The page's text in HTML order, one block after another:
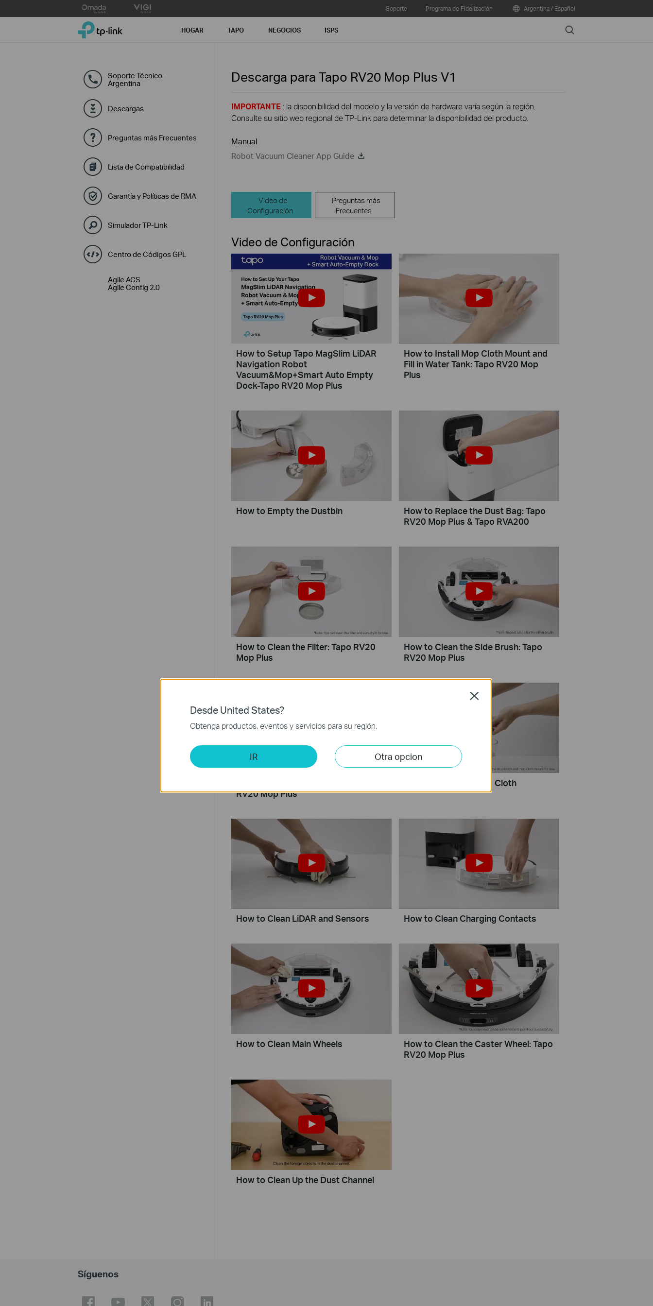
to
Soporte Programa de Fidelización Argentina / Español
TP-Link, Reliably Smart HOGAR TAPO NEGOCIOS ISPS Search
Soporte Técnico -
Argentina
Descargas
Preguntas más Frecuentes
Lista de Compatibilidad
Garantía y Políticas de RMA
Simulador TP-Link
Centro de Códigos GPL
Agile ACS
Agile Config 2.0
Descarga para Tapo RV20 Mop Plus V1
IMPORTANTE : la disponibilidad del modelo y la versión de hardware varía según la región.
Consulte su sitio web regional de TP-Link para determinar la disponibilidad del producto.
Manual
Robot Vacuum Cleaner App Guide
Video de
Configuración
Preguntas más
Frecuentes
Video de Configuración
How to Setup Tapo MagSlim LiDAR
Navigation Robot
Vacuum&Mop+Smart Auto Empty
Dock-Tapo RV20 Mop Plus
How to Install Mop Cloth Mount and
Fill in Water Tank: Tapo RV20 Mop
Plus
How to Empty the Dustbin
How to Replace the Dust Bag: Tapo
RV20 Mop Plus & Tapo RVA200
How to Clean the Filter: Tapo RV20
Mop Plus
How to Clean the Side Brush: Tapo
RV20 Mop Plus
RV20 Mop Plus
How to Clean the Mop Cloth
How to Clean LiDAR and Sensors How to Clean Charging Contacts
How to Clean Main Wheels
How to Clean the Caster Wheel: Tapo
RV20 Mop Plus
How to Clean Up the Dust Channel
Síguenos
Desde United States?
Obtenga productos, eventos y servicios para su región.
IR Otra opcion
Close